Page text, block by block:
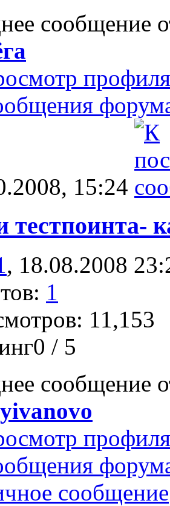
сообщение
профиля
15:24
тестпоинта-
, 18.08.2008
1
11,153
/ 5
сообщение
профиля
сообщение